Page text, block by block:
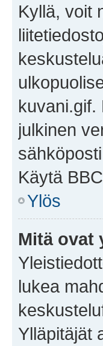
Kyllä, voit
kuvani.gif.
julkinen
Käytä
Ylös
Mitä ovat
lukea
Ylläpitäjät